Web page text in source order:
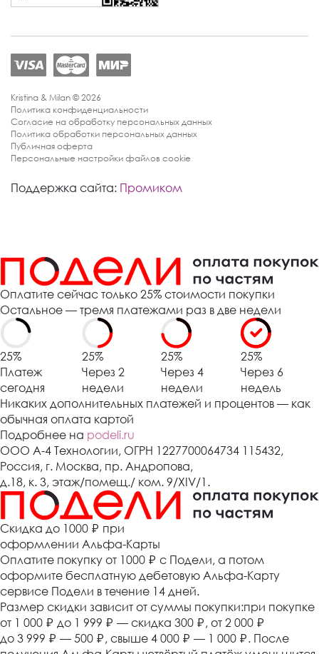
Kristina & Milan © 2026
Политика конфиденциальности
Согласие на обработку персональных данных
Политика обработки персональных данных
Публичная оферта
Персональные настройки файлов cookie
Поддержка сайта: Промиком
Оплатите сейчас только 25% стоимости покупки
Остальное — тремя платежами раз в две недели
25%
Платеж
сегодня
25%
Через 2
недели
25%
Через 4
недели
25%
Через 6
недель
Никаких дополнительных платежей и процентов — как
обычная оплата картой
Подробнее на podeli.ru
ООО А-4 Технологии, ОГРН 1227700064734 115432,
Россия, г. Москва, пр. Андропова,
д.18, к. 3, этаж/помещ./ ком. 9/XIV/1.
Cкидка до 1000 ₽ при
оформлении Альфа-Карты
Оплатите покупку от 1000 ₽ с Подели, а потом
оформите бесплатную дебетовую Альфа-Карту
сервисе Подели в течение 14 дней.
Размер скидки зависит от суммы покупки:при покупке
от 1 000 ₽ до 1 999 ₽ — скидка 300 ₽ , от 2 000 ₽
до 3 999 ₽ — 500 ₽ , свыше 4 000 ₽ — 1 000 ₽. После